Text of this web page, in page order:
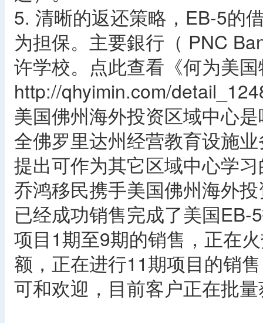
5. 清晰的返还策略，EB-5的
为担保。主要銀行（ PNC
许学校。点此查看《何为美
http://qhyimin.com/
美国佛州海外投资区域中心
全佛罗里达州经营教育设施
提出可作为其它区域中心学
乔鸿移民携手美国佛州海外
已经成功销售完成了美国
项目1期至9期的销售，正在
额，正在进行11期项目的销
可和欢迎，目前客户正在批